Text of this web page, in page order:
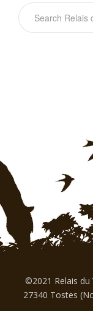
©2021 Relais du
27340 Tostes